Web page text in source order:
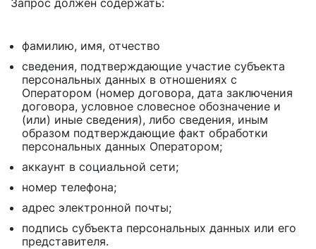
Запрос должен содержать:
фамилию, имя, отчество
сведения, подтверждающие участие субъекта
персональных данных в отношениях с
Оператором (номер договора, дата заключения
договора, условное словесное обозначение и
(или) иные сведения), либо сведения, иным
образом подтверждающие факт обработки
персональных данных Оператором;
аккаунт в социальной сети;
номер телефона;
адрес электронной почты;
подпись субъекта персональных данных или его
представителя.